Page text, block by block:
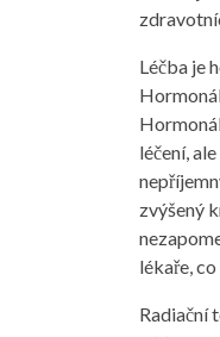
Léčba je
léčení,
zvýšený
lékaře,
Radiační